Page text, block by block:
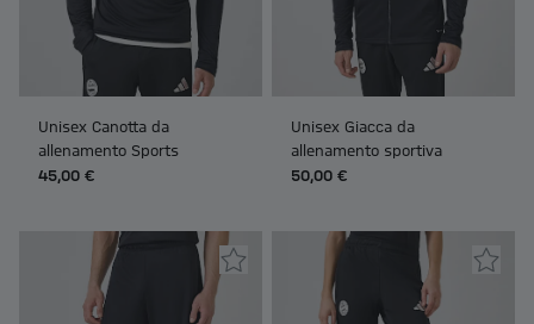
Unisex Canotta da
allenamento Sports
45,00 €
Unisex Giacca da
allenamento sportiva
50,00 €